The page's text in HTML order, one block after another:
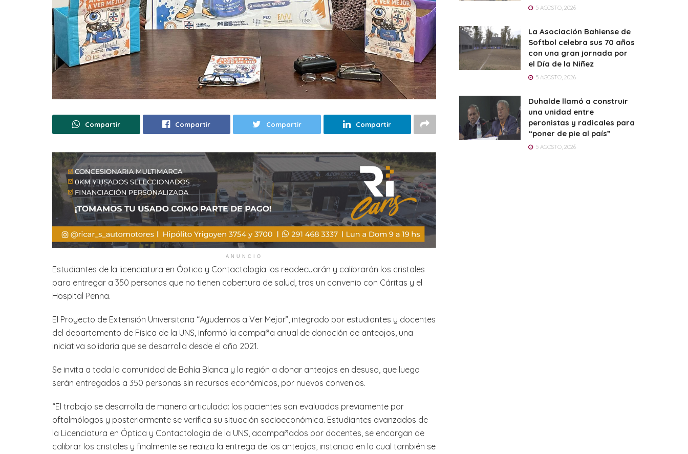
Compartir Compartir Compartir Compartir
ANUNCIO
Estudiantes de la licenciatura en Óptica y Contactología los readecuarán y calibrarán los cristales
para entregar a 350 personas que no tienen cobertura de salud, tras un convenio con Cáritas y el
Hospital Penna.
El Proyecto de Extensión Universitaria “Ayudemos a Ver Mejor”, integrado por estudiantes y docentes
del departamento de Física de la UNS, informó la campaña anual de donación de anteojos, una
iniciativa solidaria que se desarrolla desde el año 2021.
Se invita a toda la comunidad de Bahía Blanca y la región a donar anteojos en desuso, que luego
serán entregados a 350 personas sin recursos económicos, por nuevos convenios.
“El trabajo se desarrolla de manera articulada: los pacientes son evaluados previamente por
oftalmólogos y posteriormente se verifica su situación socioeconómica. Estudiantes avanzados de
la Licenciatura en Óptica y Contactología de la UNS, acompañados por docentes, se encargan de
calibrar los cristales y finalmente se realiza la entrega de los anteojos, instancia en la cual también se
5 AGOSTO, 2026
La Asociación Bahiense de
Softbol celebra sus 70 años
con una gran jornada por
el Día de la Niñez
5 AGOSTO, 2026
Duhalde llamó a construir
una unidad entre
peronistas y radicales para
“poner de pie al país”
5 AGOSTO, 2026